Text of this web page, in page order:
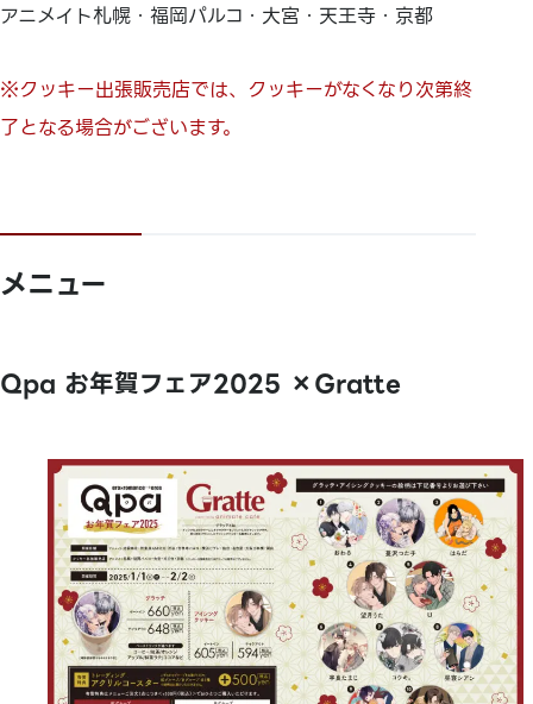
アニメイト札幌・福岡パルコ・大宮・天王寺・京都
※クッキー出張販売店では、クッキーがなくなり次第終
了となる場合がございます。
メニュー
Qpa お年賀フェア2025 ×Gratte